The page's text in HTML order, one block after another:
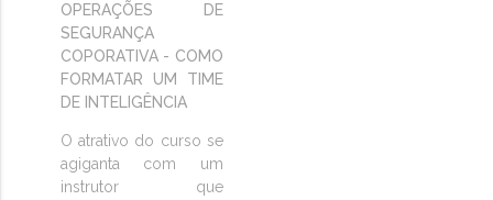
OPERAÇÕES DE
SEGURANÇA
COPORATIVA - COMO
FORMATAR UM TIME
DE INTELIGÊNCIA
O atrativo do curso se
agiganta com um
instrutor que